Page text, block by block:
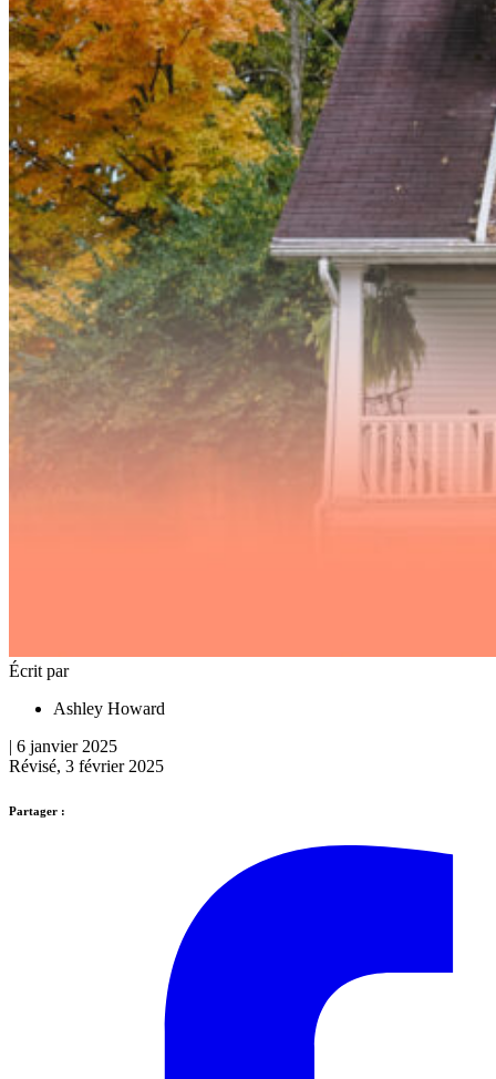
Écrit par
Ashley Howard
| 6 janvier 2025
Révisé, 3 février 2025
Partager :